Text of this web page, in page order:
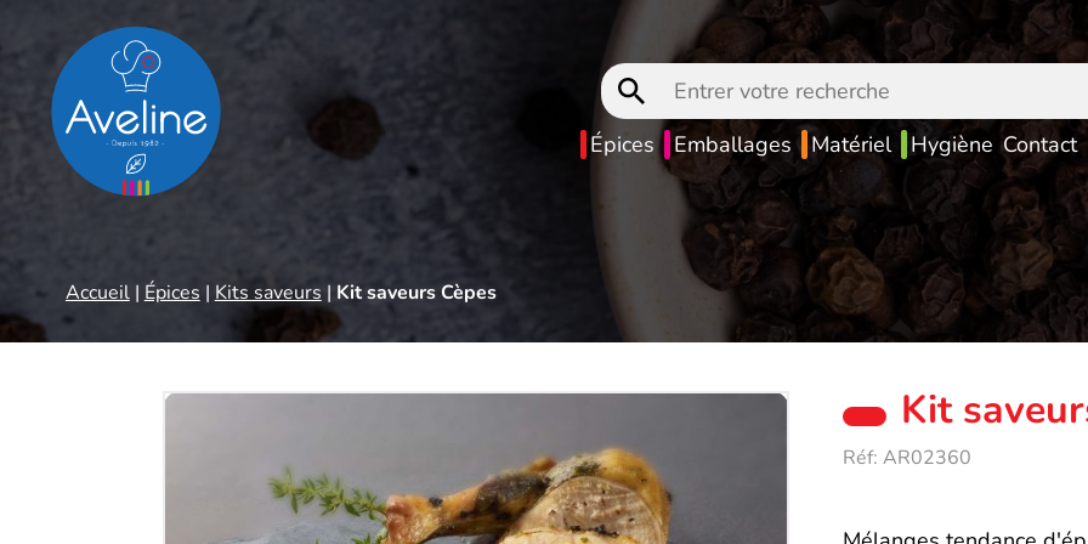
Entrer
votre
recherche
Épices Emballages Matériel Hygiène Contact
Accueil| Épices | Kits saveurs | Kit saveurs Cèpes
Kit
Réf: AR02360
Panneau de gestion des cookies